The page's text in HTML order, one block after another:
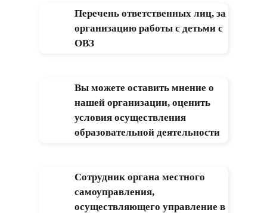
Перечень ответственных лиц, за
организацию работы с детьми с
ОВЗ
Вы можете оставить мнение о
нашей организации, оценить
условия осуществления
образовательной деятельности
Сотрудник органа местного
самоуправления,
осуществляющего управление в